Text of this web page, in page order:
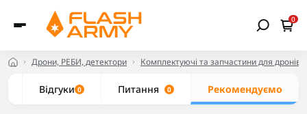
0
Дрони, РЕБИ, детектори Комплектуючі та запчастини для дронів
Відгуки 0 Питання 0 Рекомендуємо